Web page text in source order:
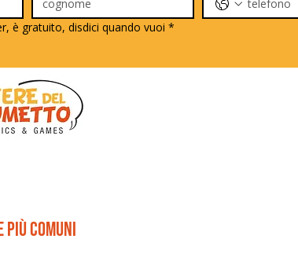
è gratuito, disdici quando vuoi *
più comuni